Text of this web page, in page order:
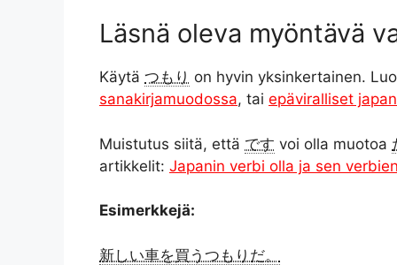
Läsnä oleva myöntävä
Käytä つもり on hyvin yksinkertainen.
sanakirjamuodossa, tai epäviralliset
Muistutus siitä, että です voi olla muotoa
artikkelit: Japanin verbi olla ja sen
Esimerkkejä:
新しい車を買うつもりだ。